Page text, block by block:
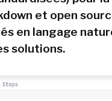
et open
en langage
solutions.